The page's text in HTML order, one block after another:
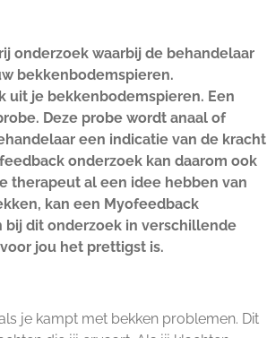
onderzoek waarbij de behandelaar
bekkenbodemspieren.
je bekkenbodemspieren. Een
Deze probe wordt anaal of
een indicatie van de kracht
onderzoek kan daarom ook
therapeut al een idee hebben van
kan een Myofeedback
bij dit onderzoek in verschillende
jou het prettigst is.
je kampt met bekken problemen. Dit